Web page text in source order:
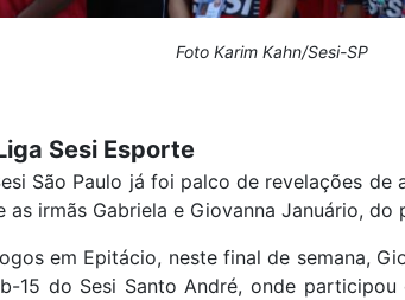
Foto Karim Kahn/Sesi-SP
Sesi Esporte
São Paulo já foi palco de revelações
as irmãs Gabriela e Giovanna Januário, do
em Epitácio, neste final de semana,
15 do Sesi Santo André, onde